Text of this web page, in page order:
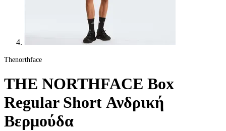
Thenorthface
THE NORTHFACE Box
Regular Short Ανδρική
Βερμούδα